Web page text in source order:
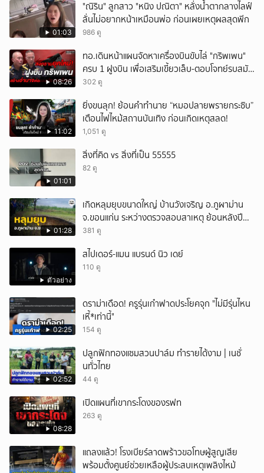
01:03
"ณิริน" ลูกสาว "หนิง ปณิตา" หลั่งน้ำตากลางไลฟ์
ลั่นไม่อยากหน้าเหมือนพ่อ ก่อนเผยเหตุผลสุดพีก
986 ดู
08:26
ทอ.เดินหน้าแผนจัดหาเครื่องบินขับไล่ "กริพเพน"
ครบ 1 ฝูงบิน เพื่อเสริมเขี้ยวเล็บ-ตอบโจทย์รบสมัย
ใหม่
302 ดู
11:02
ยิ่งขนลุก! ย้อนคำทำนาย “หมอปลายพรายกระซิบ”
เตือนไฟไหม้สถานบันเทิง ก่อนเกิดเหตุสลด!
1,051 ดู
01:01
สิ่งที่คิด vs สิ่งที่เป็น 55555
82 ดู
01:28
เกิดหลุมยุบขนาดใหญ่ บ้านวังเจริญ อ.ภูผาม่าน
จ.ขอนแก่น ระหว่างตรวจสอบสาเหตุ ย้อนหลังปี
2568 พบเคยพบหลุมยุบมาแล้วครั้งหนึ่ง
381 ดู
ตัวอย่าง
สไปเดอร์-แมน แบรนด์ นิว เดย์
110 ดู
02:25
ดราม่าเดือด! ครูรุ่นเก๋าฟาดประโยคจุก "ไม่มีรุ่นไหน
เหี้*เท่านี้"
154 ดู
02:52
ปลูกฟักทองแซมสวนปาล์ม ทำรายได้งาม | เนชั่
นทั่วไทย
44 ดู
08:28
เปิดแผนที่เขากระโดงของรฟท
263 ดู
แถลงแล้ว! โรงเบียร์ลาดพร้าวขอโทษผู้สูญเสีย
พร้อมตั้งศูนย์ช่วยเหลือผู้ประสบเหตุเพลิงไหม้
ยกเลิก